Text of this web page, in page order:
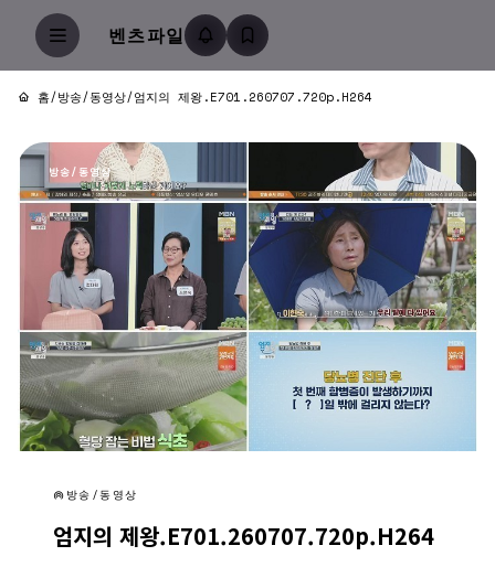
벤츠파일
홈/방송/동영상/엄지의 제왕.E701.260707.720p.H264
방송/동영상
방송/동영상
엄지의 제왕.E701.260707.720p.H264